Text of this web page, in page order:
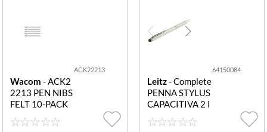
ACK22213
Wacom - ACK2
2213 PEN NIBS
FELT 10-PACK
WACOM PEN N
IBS FELT 10-PA
64150084
Leitz- Complete
PENNA STYLUS
CAPACITIVA 2 I
N 1 6415-00-84
Penna Stylus ca